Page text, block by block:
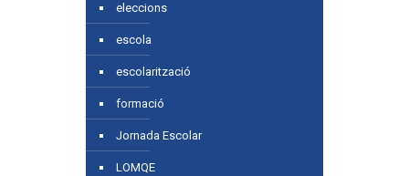
eleccions
escola
escolarització
formació
Jornada Escolar
LOMQE